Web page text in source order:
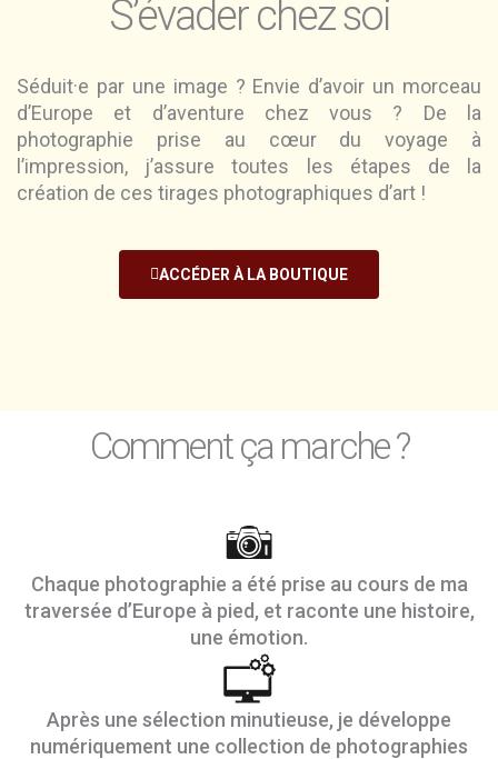
S’évader chez soi
Séduit·e par une image ? Envie d’avoir un morceau
d’Europe et d’aventure chez vous ? De la
photographie prise au cœur du voyage à
l’impression, j’assure toutes les étapes de la
création de ces tirages photographiques d’art !
ACCÉDER À LA BOUTIQUE
Comment ça marche ?
Chaque photographie a été prise au cours de ma
traversée d’Europe à pied, et raconte une histoire,
une émotion.
Après une sélection minutieuse, je développe
numériquement une collection de photographies